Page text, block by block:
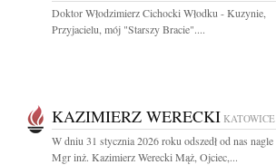
Doktor Włodzimierz Cichocki Włodku - Kuzynie,
Przyjacielu, mój "Starszy Bracie"....
KAZIMIERZ WERECKI KATOWICE
W dniu 31 stycznia 2026 roku odszedł od nas nagle
Mgr inż. Kazimierz Werecki Mąż, Ojciec,...